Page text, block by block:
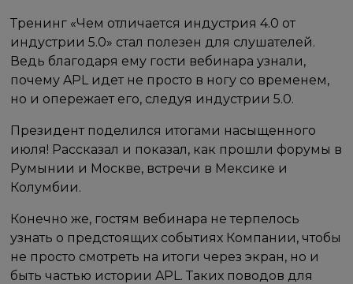
Тренинг «Чем отличается индустрия 4.0 от
индустрии 5.0» стал полезен для слушателей.
Ведь благодаря ему гости вебинара узнали,
почему APL идет не просто в ногу со временем,
но и опережает его, следуя индустрии 5.0.
Президент поделился итогами насыщенного
июля! Рассказал и показал, как прошли форумы в
Румынии и Москве, встречи в Мексике и
Колумбии.
Конечно же, гостям вебинара не терпелось
узнать о предстоящих событиях Компании, чтобы
не просто смотреть на итоги через экран, но и
быть частью истории APL. Таких поводов для